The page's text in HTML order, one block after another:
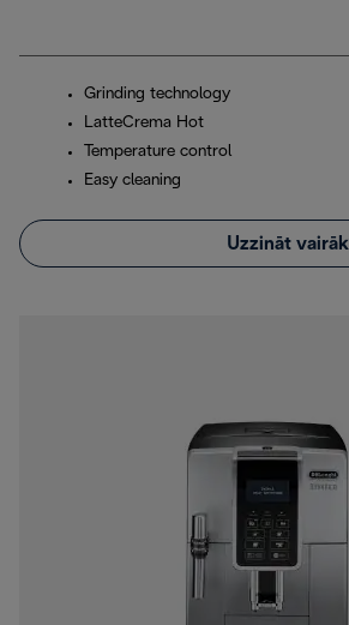
Grinding technology
LatteCrema Hot
Temperature control
Easy cleaning
Uzzināt vairāk